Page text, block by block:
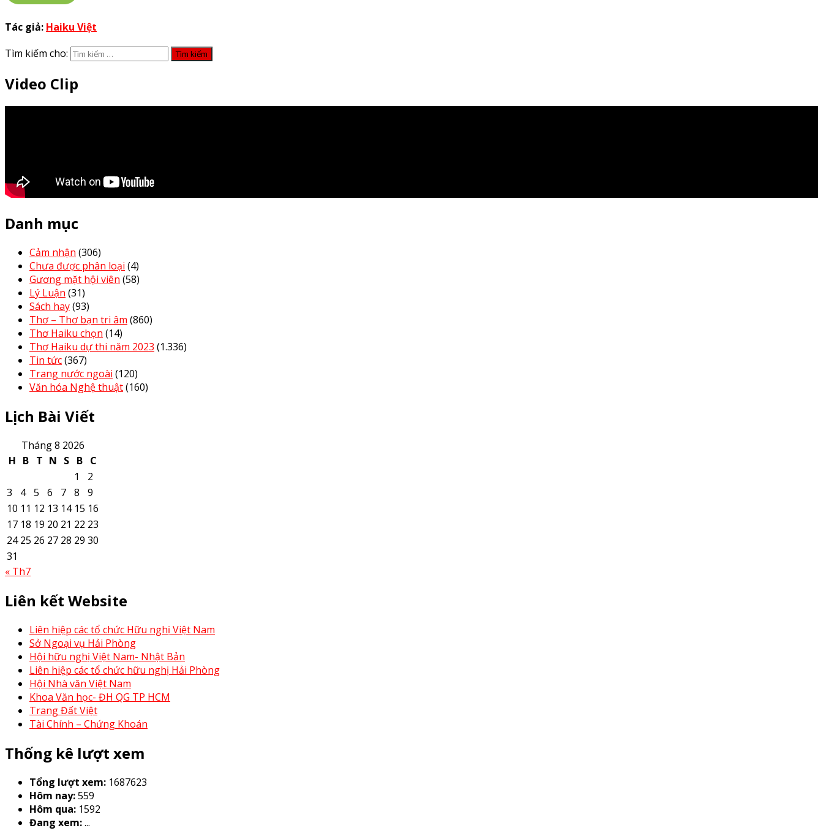
Tác giả: Haiku Việt
Tìm kiếm cho:
Video Clip
Danh mục
Cảm nhận (306)
Chưa được phân loại (4)
Gương mặt hội viên (58)
Lý Luận (31)
Sách hay(93)
Thơ – Thơ bạn tri âm (860)
Thơ Haiku chọn (14)
Thơ Haiku dự thi năm 2023 (1.336)
Tin tức(367)
Trang nước ngoài (120)
Văn hóa Nghệ thuật(160)
Lịch Bài Viết
Tháng 8 2026
H B T N S B C
1
2
3
4 5 6 7 8
9
10 11 12 13 14 15 16
17 18 19 20 21 22 23
24 25 26 27 28 29 30
31
« Th7
Liên kết Website
Liên hiệp các tổ chức Hữu nghị Việt Nam
Sở Ngoại vụ Hải Phòng
Hội hữu nghị Việt Nam- Nhật Bản
Liên hiệp các tổ chức hữu nghị Hải Phòng
Hội Nhà văn Việt Nam
Khoa Văn học- ĐH QG TP HCM
Trang Đất Việt
Tài Chính – Chứng Khoán
Thống kê lượt xem
Tổng lượt xem: 1687623
Hôm nay:559
Hôm qua: 1592
Đang xem:...